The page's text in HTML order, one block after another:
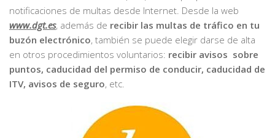
notificaciones de multas desde Internet. Desde la web
www.dgt.es, además de recibir las multas de tráfico en tu
buzón electrónico, también se puede elegir darse de alta
en otros procedimientos voluntarios: recibir avisos sobre
puntos, caducidad del permiso de conducir, caducidad de
ITV, avisos de seguro, etc.